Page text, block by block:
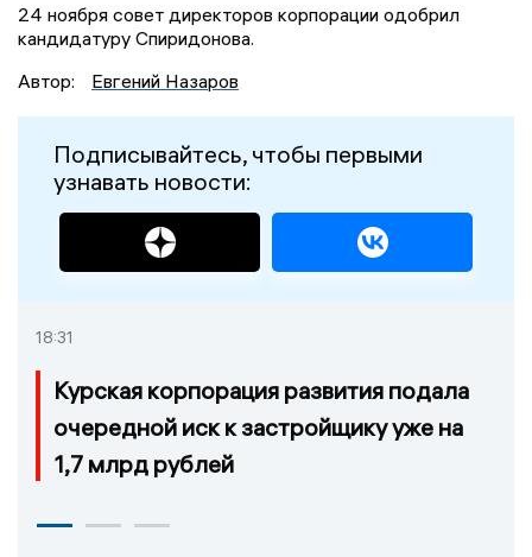
24 ноября совет директоров корпорации одобрил
кандидатуру Спиридонова.
Автор:
Евгений Назаров
Подписывайтесь, чтобы первыми
узнавать новости:
18:31
Курская корпорация развития подала
очередной иск к застройщику уже на
1,7 млрд рублей